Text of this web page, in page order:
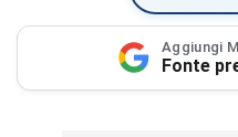
Aggiungi
Fonte